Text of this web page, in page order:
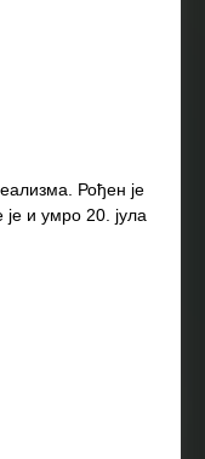
Рођен је
је и умро 20. јула